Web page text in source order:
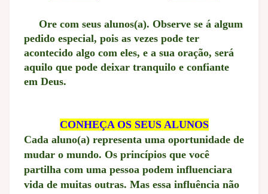
Ore com seus alunos(a). Observe se á algum
pedido especial, pois as vezes pode ter
acontecido algo com eles, e a sua oração, será
aquilo que pode deixar tranquilo e confiante
em Deus.
CONHEÇA OS SEUS ALUNOS
Cada aluno(a) representa uma oportunidade de
mudar o mundo. Os princípios que você
partilha com uma pessoa podem influenciara
vida de muitas outras. Mas essa influência não